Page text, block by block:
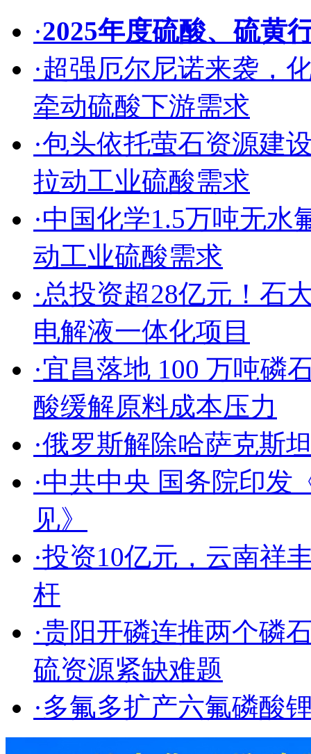
·2025年度硫酸、硫黄
·超强厄尔尼诺来袭，
牵动硫酸下游需求
·包头依托萤石资源建
拉动工业硫酸需求
·中国化学1.5万吨无水
动工业硫酸需求
·总投资超28亿元！石
电解液一体化项目
·宜昌落地 100 万吨磷
酸缓解原料成本压力
·俄罗斯解除哈萨克斯
·中共中央 国务院印发
见》
·投资10亿元，云南祥
杆
·贵阳开磷连推两个磷
硫资源紧缺难题
·多氟多扩产六氟磷酸